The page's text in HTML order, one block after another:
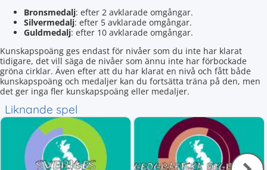
Bronsmedalj: efter 2 avklarade omgångar.
Silvermedalj: efter 5 avklarade omgångar.
Guldmedalj: efter 10 avklarade omgångar.
Kunskapspoäng ges endast för nivåer som du inte har klarat
tidigare, det vill säga de nivåer som ännu inte har förbockade
gröna cirklar. Även efter att du har klarat en nivå och fått både
kunskapspoäng och medaljer kan du fortsätta träna på den, men
det ger inga fler kunskapspoäng eller medaljer.
Liknande spel